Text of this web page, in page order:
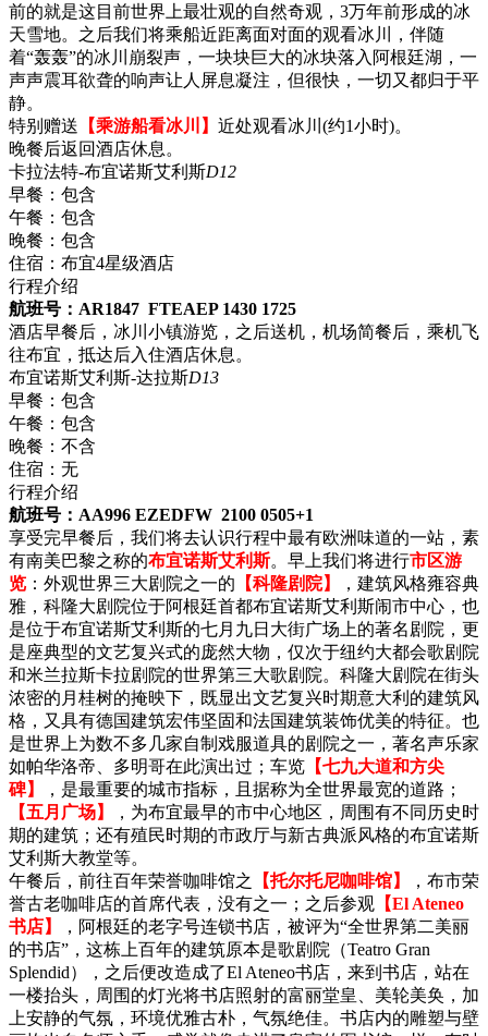
前的就是这目前世界上最壮观的自然奇观，3万年前形成的冰
天雪地。之后我们将乘船近距离面对面的观看冰川，伴随
着“轰轰”的冰川崩裂声，一块块巨大的冰块落入阿根廷湖，一
声声震耳欲聋的响声让人屏息凝注，但很快，一切又都归于平
静。
特别赠送 【乘游船看冰川】 近处观看冰川(约1小时)。
晚餐后返回酒店休息。
卡拉法特-布宜诺斯艾利斯D12
早餐： 包含
午餐： 包含
晚餐： 包含
住宿： 布宜4星级酒店
行程介绍
航班号：AR1847 FTEAEP 1430 1725
酒店早餐后，冰川小镇游览，之后送机，机场简餐后，乘机飞
往布宜，抵达后入住酒店休息。
布宜诺斯艾利斯-达拉斯D13
早餐： 包含
午餐： 包含
晚餐： 不含
住宿： 无
行程介绍
航班号：AA996 EZEDFW 2100 0505+1
享受完早餐后，我们将去认识行程中最有欧洲味道的一站，素
有南美巴黎之称的布宜诺斯艾利斯。早上我们将进行市区游
览 ：外观世界三大剧院之一的 【科隆剧院】
，建筑风格雍容典
雅，科隆大剧院位于阿根廷首都布宜诺斯艾利斯闹市中心，也
是位于布宜诺斯艾利斯的七月九日大街广场上的著名剧院，更
是座典型的文艺复兴式的庞然大物，仅次于纽约大都会歌剧院
和米兰拉斯卡拉剧院的世界第三大歌剧院。科隆大剧院在街头
浓密的月桂树的掩映下，既显出文艺复兴时期意大利的建筑风
格，又具有德国建筑宏伟坚固和法国建筑装饰优美的特征。也
是世界上为数不多几家自制戏服道具的剧院之一，著名声乐家
如帕华洛帝、多明哥在此演出过；车览 【七九大道和方尖
碑】
，是最重要的城市指标，且据称为全世界最宽的道路；
【五月广场】
，为布宜最早的市中心地区，周围有不同历史时
期的建筑；还有殖民时期的市政厅与新古典派风格的布宜诺斯
艾利斯大教堂等。
午餐后，前往百年荣誉咖啡馆之
【托尔托尼咖啡馆】
，布市荣
誉古老咖啡店的首席代表，没有之一；之后参观 【El Ateneo
书店】
，阿根廷的老字号连锁书店，被评为“全世界第二美丽
的书店”，这栋上百年的建筑原本是歌剧院（Teatro Gran
Splendid），之后便改造成了El Ateneo书店，来到书店，站在
一楼抬头，周围的灯光将书店照射的富丽堂皇、美轮美奂，加
上安静的气氛，环境优雅古朴，气氛绝佳。书店内的雕塑与壁